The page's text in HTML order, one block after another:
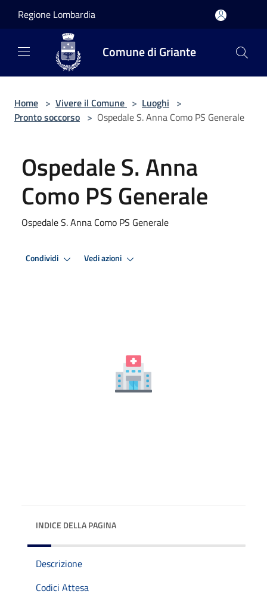
Regione Lombardia
Comune di Griante
Home > Vivere il Comune > Luoghi >
Pronto soccorso > Ospedale S. Anna Como PS Generale
Ospedale S. Anna
Como PS Generale
Ospedale S. Anna Como PS Generale
Condividi Vedi azioni
INDICE DELLA PAGINA
Descrizione
Codici Attesa